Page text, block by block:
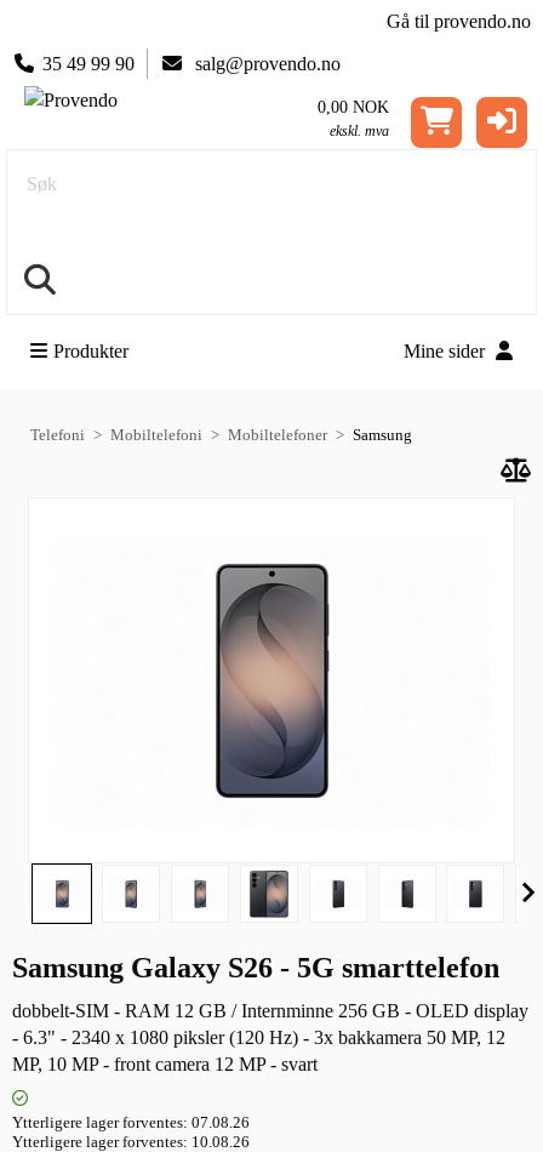
Gå til provendo.no
35 49 99 90 salg@provendo.no
0,00 NOK
ekskl. mva
Søk
Produkter Mine sider
Telefoni Mobiltelefoni Mobiltelefoner Samsung
Samsung Galaxy S26 - 5G smarttelefon
dobbelt-SIM - RAM 12 GB / Internminne 256 GB - OLED display
- 6.3" - 2340 x 1080 piksler (120 Hz) - 3x bakkamera 50 MP, 12
MP, 10 MP - front camera 12 MP - svart
Ytterligere lager forventes 07.08.26
Ytterligere lager forventes 10.08.26